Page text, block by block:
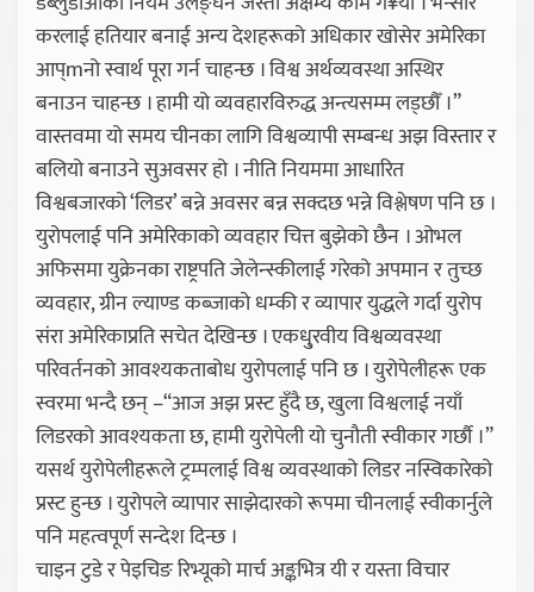
करलाई हतियार बनाई अन्य देशहरूको अधिकार खोसेर अमेरिका
आप्mनो स्वार्थ पूरा गर्न चाहन्छ । विश्व अर्थव्यवस्था अस्थिर
बनाउन चाहन्छ । हामी यो व्यवहारविरुद्ध अन्त्यसम्म लड्छौँ ।”
वास्तवमा यो समय चीनका लागि विश्वव्यापी सम्बन्ध अझ विस्तार र
बलियो बनाउने सुअवसर हो । नीति नियममा आधारित
विश्वबजारको ‘लिडर’ बन्ने अवसर बन्न सक्दछ भन्ने विश्लेषण पनि छ ।
युरोपलाई पनि अमेरिकाको व्यवहार चित्त बुझेको छैन । ओभल
अफिसमा युक्रेनका राष्ट्रपति जेलेन्स्कीलाई गरेको अपमान र तुच्छ
व्यवहार, ग्रीन ल्याण्ड कब्जाको धम्की र व्यापार युद्धले गर्दा युरोप
संरा अमेरिकाप्रति सचेत देखिन्छ । एकधु्रवीय विश्वव्यवस्था
परिवर्तनको आवश्यकताबोध युरोपलाई पनि छ । युरोपेलीहरू एक
स्वरमा भन्दै छन् –“आज अझ प्रस्ट हुँदै छ, खुला विश्वलाई नयाँ
लिडरको आवश्यकता छ, हामी युरोपेली यो चुनौती स्वीकार गर्छौ ।”
यसर्थ युरोपेलीहरूले ट्रम्पलाई विश्व व्यवस्थाको लिडर नस्विकारेको
प्रस्ट हुन्छ । युरोपले व्यापार साझेदारको रूपमा चीनलाई स्वीकार्नुले
पनि महत्वपूर्ण सन्देश दिन्छ ।
चाइन टुडे र पेइचिङ रिभ्यूको मार्च अङ्कभित्र यी र यस्ता विचार